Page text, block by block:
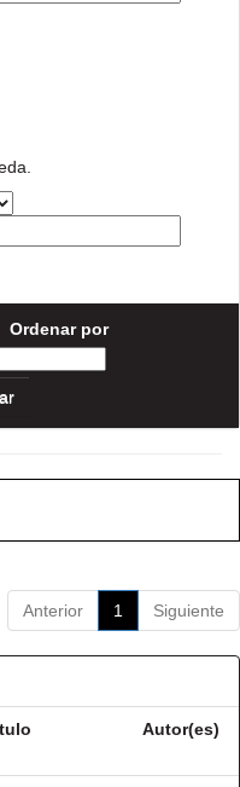
Ordenar por
Anterior 1 Siguiente
Autor(es)